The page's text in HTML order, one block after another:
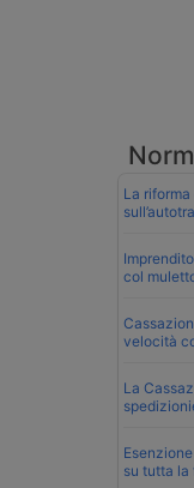
La
col
velocità
La
su tutta la